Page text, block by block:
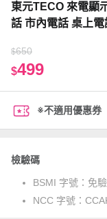
東元TECO 來電顯
話 市內電話 桌上電
$650
$499
※不適用優惠券
檢驗碼
BSMI 字號： 免驗
NCC 字號：